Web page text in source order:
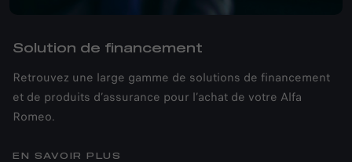
Solution de financement
Retrouvez une large gamme de solutions de financement
et de produits d’assurance pour l’achat de votre Alfa
Romeo.
EN SAVOIR PLUS